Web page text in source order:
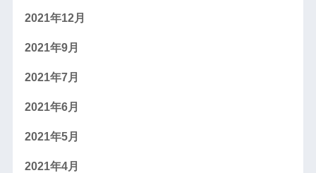
2021年12月
2021年9月
2021年7月
2021年6月
2021年5月
2021年4月